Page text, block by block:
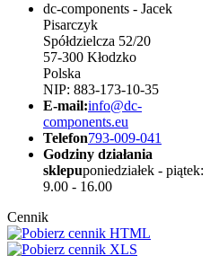
dc-components - Jacek
Pisarczyk
Spółdzielcza 52/20
57-300 Kłodzko
Polska
NIP: 883-173-10-35
E-mail:info@dc-
components.eu
Telefon793-009-041
Godziny działania
sklepuponiedziałek - piątek:
9.00 - 16.00
Cennik